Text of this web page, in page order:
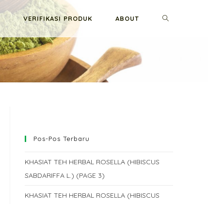
VERIFIKASI PRODUK ABOUT TOGGLE
Pos-Pos Terbaru
KHASIAT TEH HERBAL ROSELLA (HIBISCUS
SABDARIFFA L.) (PAGE 3)
KHASIAT TEH HERBAL ROSELLA (HIBISCUS